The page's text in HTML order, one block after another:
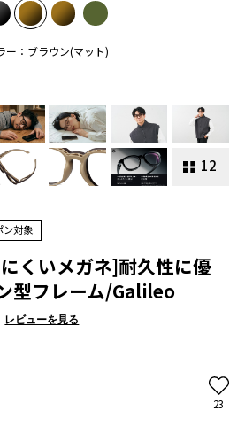
ー：ブラウン(マット)
12
ン対象
くいメガネ]耐久性に優
型フレーム/Galileo
レビューを見る
23